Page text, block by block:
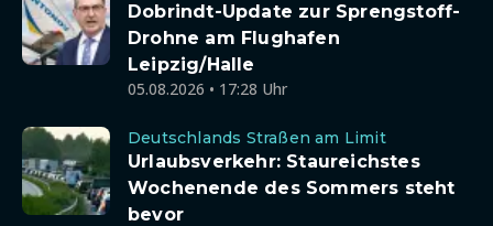
Dobrindt-Update zur Sprengstoff-
Drohne am Flughafen
Leipzig/Halle
05.08.2026 • 17:28 Uhr
Deutschlands Straßen am Limit
Urlaubsverkehr: Staureichstes
Wochenende des Sommers steht
bevor